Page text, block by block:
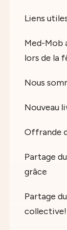
Liens
Med-Mob
lors de la
Nous
Nouveau
Offrande
Partage
grâce
Partage
collective!